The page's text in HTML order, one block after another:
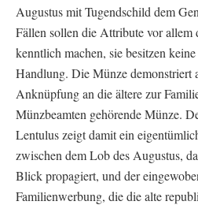
Augustus mit Tugendschild dem
Fällen sollen die Attribute vor allem
kenntlich machen, sie besitzen
Handlung. Die Münze demonstriert
Anknüpfung an die ältere zur
Münzbeamten gehörende Münze.
Lentulus zeigt damit ein
zwischen dem Lob des Augustus,
Blick propagiert, und der
Familienwerbung, die die alte